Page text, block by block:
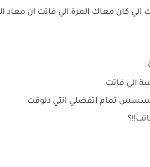
كان معاك المرة الي فاتت ان معاد
الي فاتت
تمام اتفضلي انتي دلوقت